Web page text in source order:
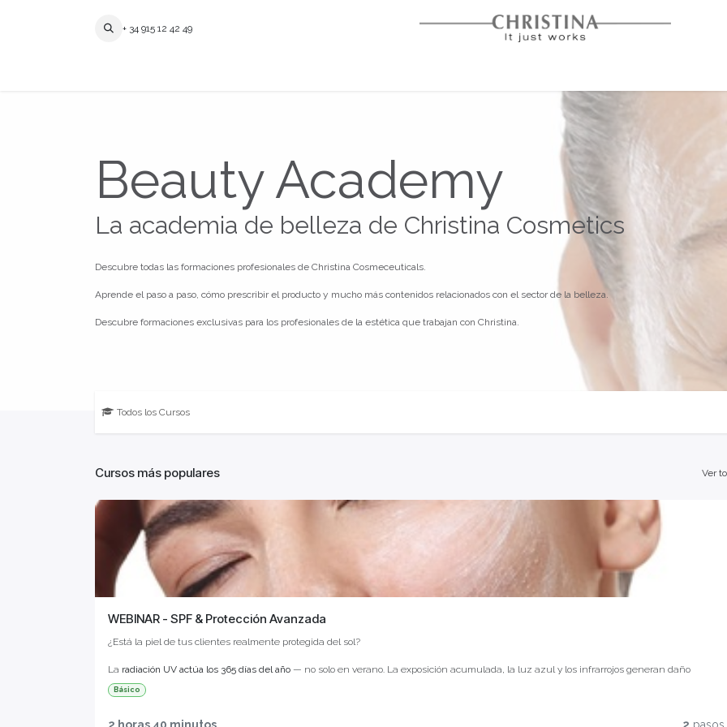
+ 34 915 12 42 49
Beauty Academy
La academia de belleza de Christina Cosmetics
Descubre todas las formaciones profesionales de Christina Cosmeceuticals.
Aprende el paso a paso, cómo prescribir el producto y mucho más contenidos relacionados con el sector de la belleza.
Descubre formaciones exclusivas para los profesionales de la estética que trabajan con Christina.
Todos los Cursos
Ver
Cursos más populares
WEBINAR - SPF & Protección Avanzada
¿Está la piel de tus clientes realmente protegida del sol?
La radiación UV actúa los 365 días del año — no solo en verano. La exposición acumulada, la luz azul y los infrarrojos generan daño
oxidativo semanas antes de que el envejecimiento sea visible. La protección solar no es el último paso de la rutina — es la base de
cualquier tratamiento que quieras preservar.
Básico